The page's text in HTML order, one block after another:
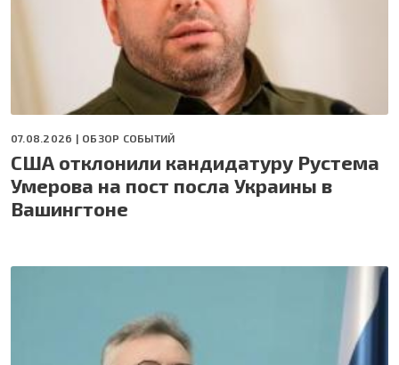
07.08.2026 | ОБЗОР СОБЫТИЙ
США отклонили кандидатуру Рустема
Умерова на пост посла Украины в
Вашингтоне